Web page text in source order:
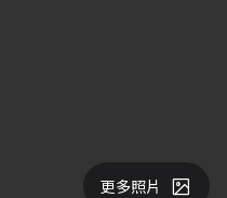
更多照片